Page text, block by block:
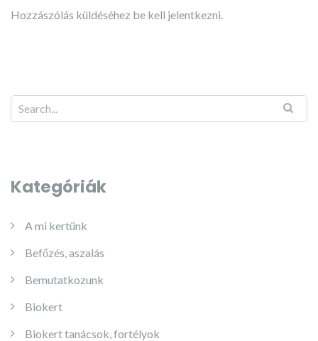
Hozzászólás küldéséhez be kell jelentkezni.
Kategóriák
A mi kertünk
Befőzés, aszalás
Bemutatkozunk
Biokert
Biokert tanácsok, fortélyok